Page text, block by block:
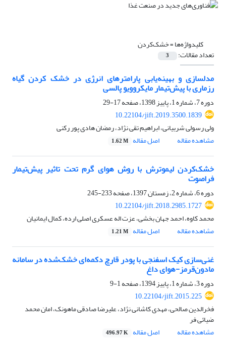
کلیدواژه‌ها =خشک‌کردن
تعداد مقالات: 3
مدلسازی و بهینه‌یابی پارامترهای انرژی در خشک کردن گیاه
رزماری با پیش‌تیمار مایکروویو پالسی
دوره 7، شماره 1، پاییز 1398، صفحه
17-29
10.22104/jift.2019.3500.1839
ولی رسولی شربیانی، ابراهیم تقی نژاد، رمضان هادی پور رکنی
مشاهده مقاله
اصل مقاله 1.62 M
خشک‌کردن لیموترش با روش هوای گرم تحت تاثیر پیش‌تیمار
فراصوت
دوره 6، شماره 2، زمستان 1397، صفحه
233-245
10.22104/jift.2018.2985.1727
محمد کاوه، احمد جهان بخشی، عزت اله عسکری اصلی ارده، کمال ایمانیان
مشاهده مقاله
اصل مقاله 1.21 M
غنی‌سازی کیک اسفنجی با پودر قارچ دکمه‌ای خشک‌شده در سامانه
مادون‌قرمز-هوای داغ
دوره 3، شماره 1، پاییز 1394، صفحه
1-9
10.22104/jift.2015.225
فخرالدین صالحی، مهدی کاشانی نژاد، علیرضا صادقی ماهونک، امان محمد
ضیائی فر
مشاهده مقاله
اصل مقاله 496.97 K